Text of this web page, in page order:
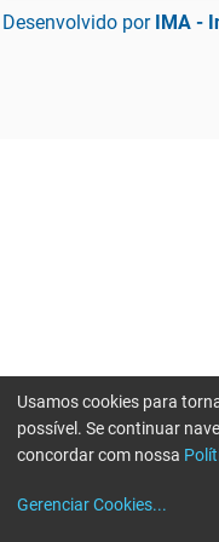
Desenvolvido por IMA -
Usamos cookies para
possível. Se continuar
concordar com nossa
Gerenciar Cookies...
Erro ao enviar